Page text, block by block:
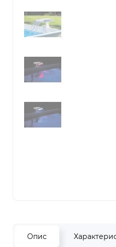
Опис